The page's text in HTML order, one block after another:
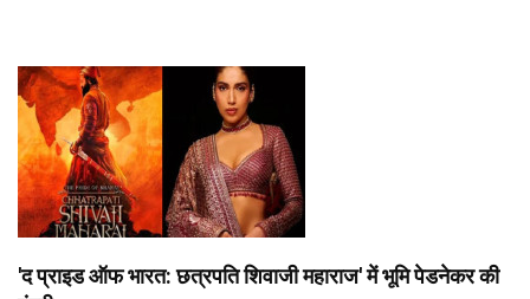
'द प्राइड ऑफ भारत: छत्रपति शिवाजी महाराज' में भूमि पेडनेकर की